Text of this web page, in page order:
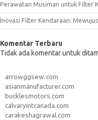
Perawatan Musiman untuk Filter
Inovasi Filter Kendaraan:
Komentar Terbaru
Tidak ada komentar untuk
arrowggsew.com
asianmanufacturer.com
bucklesmotors.com
calvaryintcanada.com
carakeshagrawal.com